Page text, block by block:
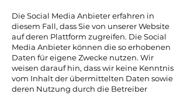
Die Social Media Anbieter erfahren in
diesem Fall, dass Sie von unserer Website
auf deren Plattform zugreifen. Die Social
Media Anbieter können die so erhobenen
Daten für eigene Zwecke nutzen. Wir
weisen darauf hin, dass wir keine Kenntnis
vom Inhalt der übermittelten Daten sowie
deren Nutzung durch die Betreiber